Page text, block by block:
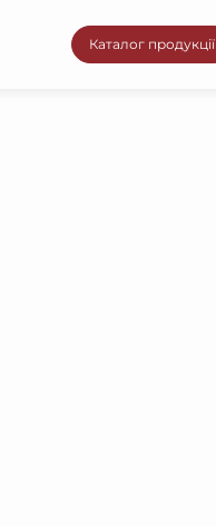
Каталог продукції